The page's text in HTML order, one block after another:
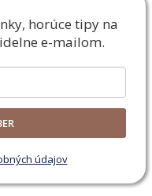
horúce tipy na
e-mailom.
údajov